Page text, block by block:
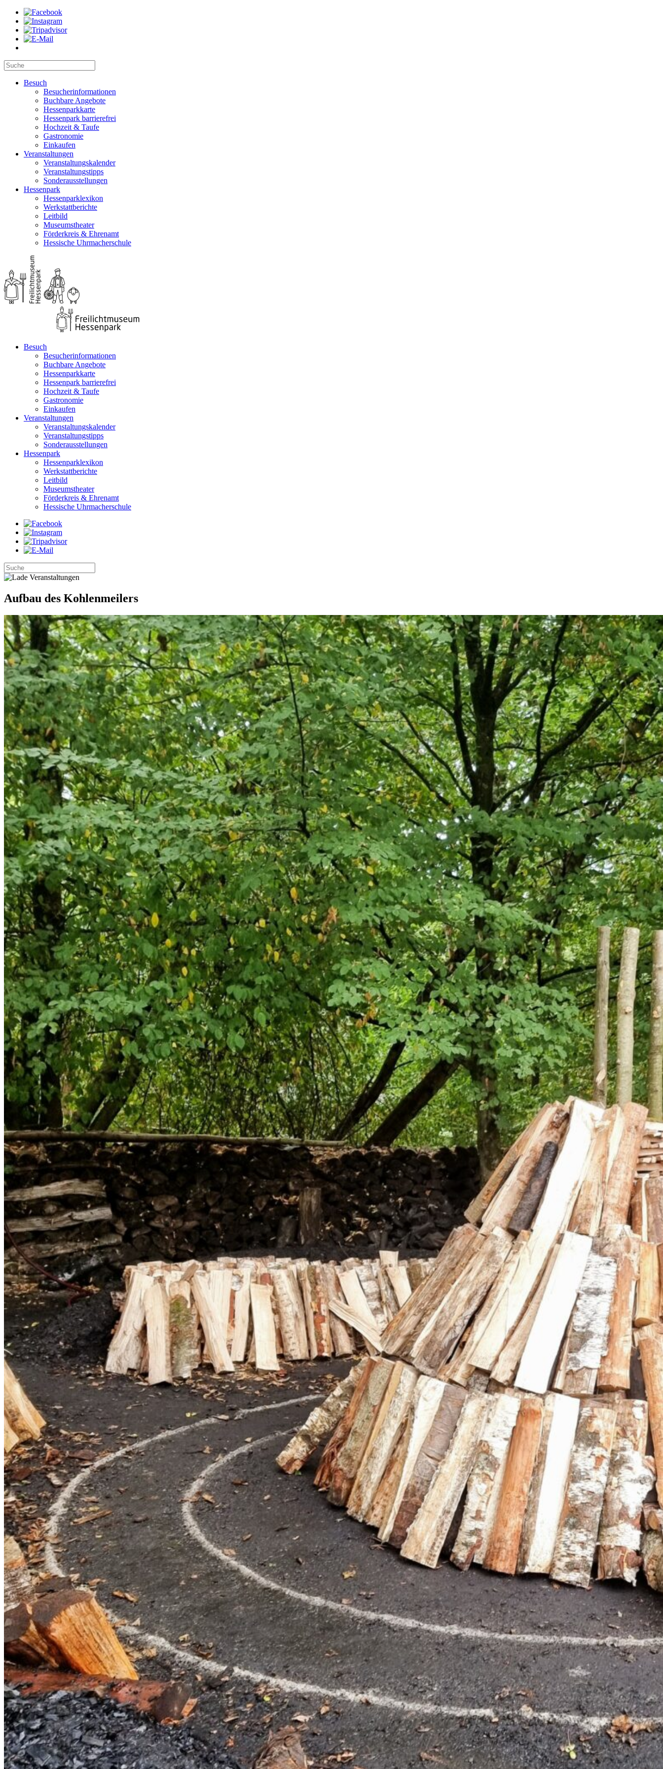
Besuch
Besucherinformationen
Buchbare Angebote
Hessenparkkarte
Hessenpark barrierefrei
Hochzeit & Taufe
Gastronomie
Einkaufen
Veranstaltungen
Veranstaltungskalender
Veranstaltungstipps
Sonderausstellungen
Hessenpark
Hessenparklexikon
Werkstattberichte
Leitbild
Museumstheater
Förderkreis & Ehrenamt
Hessische Uhrmacherschule
Besuch
Besucherinformationen
Buchbare Angebote
Hessenparkkarte
Hessenpark barrierefrei
Hochzeit & Taufe
Gastronomie
Einkaufen
Veranstaltungen
Veranstaltungskalender
Veranstaltungstipps
Sonderausstellungen
Hessenpark
Hessenparklexikon
Werkstattberichte
Leitbild
Museumstheater
Förderkreis & Ehrenamt
Hessische Uhrmacherschule
Aufbau des Kohlenmeilers